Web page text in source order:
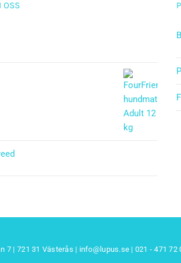
OSS
7 | 721 31 Västerås | info@lupus.se | 021 - 471 72